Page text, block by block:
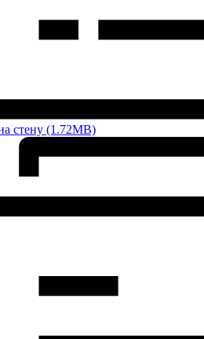
стену (1.72MB)